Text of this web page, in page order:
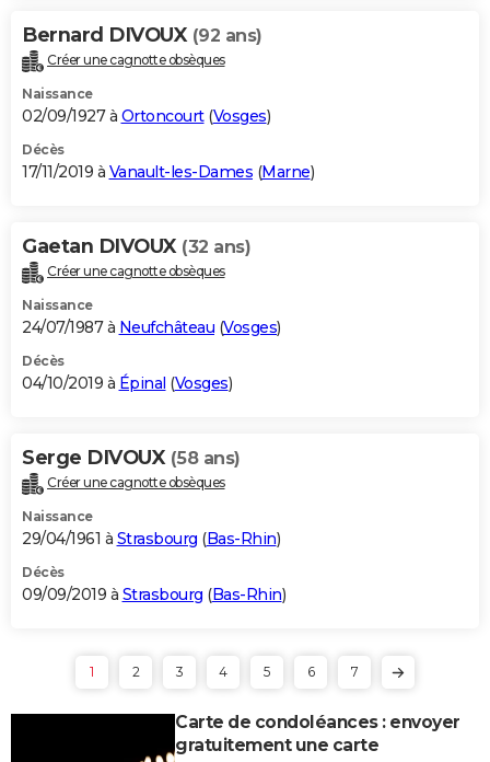
Bernard DIVOUX (92 ans)
Créer une cagnotte obsèques
Naissance
02/09/1927 à Ortoncourt(Vosges)
Décès
17/11/2019 à Vanault-les-Dames (Marne)
Gaetan DIVOUX (32 ans)
Créer une cagnotte obsèques
Naissance
24/07/1987 à Neufchâteau (Vosges)
Décès
04/10/2019 à Épinal (Vosges)
Serge DIVOUX (58 ans)
Créer une cagnotte obsèques
Naissance
29/04/1961 à Strasbourg (Bas-Rhin)
Décès
09/09/2019 à Strasbourg (Bas-Rhin)
1 2 3 4 5 6 7
Carte de condoléances : envoyer
gratuitement une carte